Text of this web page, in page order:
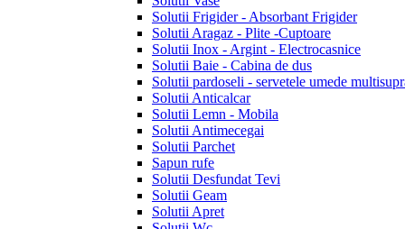
Solutii Frigider - Absorbant Frigider
Solutii Aragaz - Plite -Cuptoare
Solutii Inox - Argint - Electrocasnice
Solutii Baie - Cabina de dus
Solutii pardoseli - servetele umede
Solutii Anticalcar
Solutii Lemn - Mobila
Solutii Antimecegai
Solutii Parchet
Sapun rufe
Solutii Desfundat Tevi
Solutii Geam
Solutii Apret